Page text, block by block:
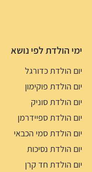
ימי הולדת לפי נושא
יום הולדת כדורגל
יום הולדת פוקימון
יום הולדת סוניק
יום הולדת ספיידרמן
יום הולדת סמי הכבאי
יום הולדת נסיכות
יום הולדת חד קרן